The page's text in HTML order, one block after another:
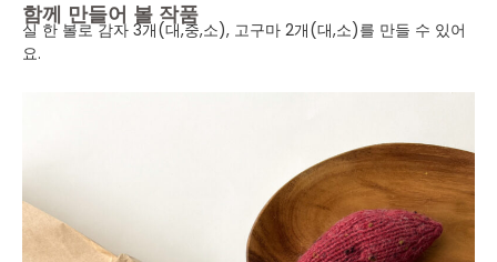
함께 만들어 볼 작품
실 한 볼로 감자 3개(대,중,소), 고구마 2개(대,소)를 만들 수 있어
요.